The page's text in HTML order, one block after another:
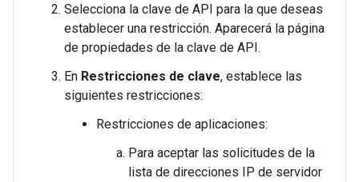
Selecciona la clave de API para la que deseas
establecer una restricción. Aparecerá la página
de propiedades de la clave de API.
En Restricciones de clave, establece las
siguientes restricciones:
Restricciones de aplicaciones:
Para aceptar las solicitudes de la
lista de direcciones IP de servidor